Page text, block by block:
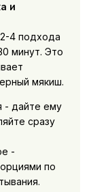
и
4 подхода
минут. Это
мякиш.
- дайте ему
сразу
-
по